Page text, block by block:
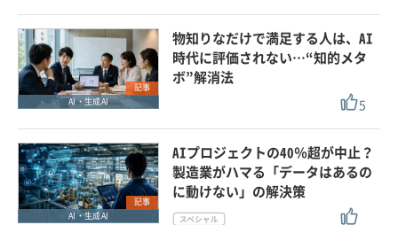
記事
AI・生成AI
物知りなだけで満足する人は、AI
時代に評価されない…“知的メタ
ボ”解消法
5
記事
AI・生成AI
AIプロジェクトの40％超が中止？
製造業がハマる「データはあるの
に動けない」の解決策